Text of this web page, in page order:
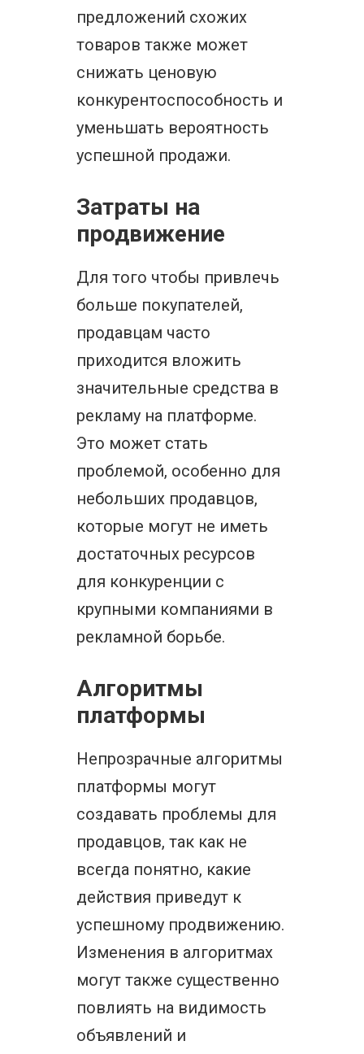
предложений схожих
товаров также может
снижать ценовую
конкурентоспособность и
уменьшать вероятность
успешной продажи.
Затраты на
продвижение
Для того чтобы привлечь
больше покупателей,
продавцам часто
приходится вложить
значительные средства в
рекламу на платформе.
Это может стать
проблемой, особенно для
небольших продавцов,
которые могут не иметь
достаточных ресурсов
для конкуренции с
крупными компаниями в
рекламной борьбе.
Алгоритмы
платформы
Непрозрачные алгоритмы
платформы могут
создавать проблемы для
продавцов, так как не
всегда понятно, какие
действия приведут к
успешному продвижению.
Изменения в алгоритмах
могут также существенно
повлиять на видимость
объявлений и